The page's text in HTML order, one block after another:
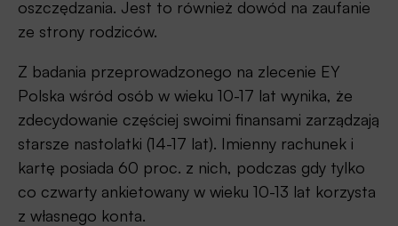
oszczędzania. Jest to również dowód na zaufanie
ze strony rodziców.
Z badania przeprowadzonego na zlecenie EY
Polska wśród osób w wieku 10-17 lat wynika, że
zdecydowanie częściej swoimi finansami zarządzają
starsze nastolatki (14-17 lat). Imienny rachunek i
kartę posiada 60 proc. z nich, podczas gdy tylko
co czwarty ankietowany w wieku 10-13 lat korzysta
z własnego konta.